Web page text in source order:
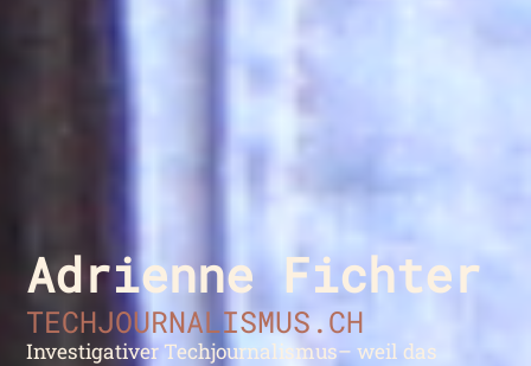
Adrienne Fichter
TECHJOURNALISMUS.CH
Investigativer Techjournalismus– weil das